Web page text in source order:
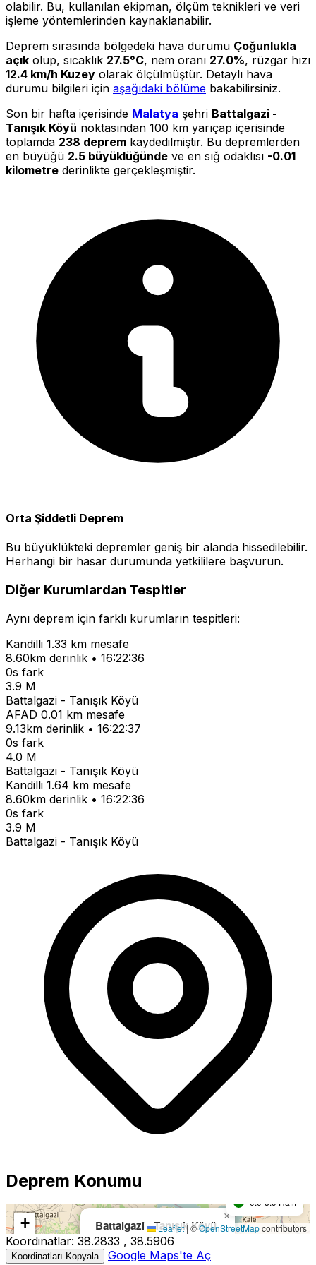
olabilir. Bu, kullanılan ekipman, ölçüm teknikleri ve veri
işleme yöntemlerinden kaynaklanabilir.
Deprem sırasında bölgedeki hava durumu Çoğunlukla
açık olup, sıcaklık 27.5°C, nem oranı 27.0%, rüzgar hızı
12.4 km/h Kuzey olarak ölçülmüştür. Detaylı hava
durumu bilgileri için aşağıdaki bölüme bakabilirsiniz.
Son bir hafta içerisinde Malatya şehri Battalgazi -
Tanışık Köyü noktasından 100 km yarıçap içerisinde
toplamda 238 deprem kaydedilmiştir. Bu depremlerden
en büyüğü 2.5 büyüklüğünde ve en sığ odaklısı -0.01
kilometre derinlikte gerçekleşmiştir.
Orta Şiddetli Deprem
Bu büyüklükteki depremler geniş bir alanda hissedilebilir.
Herhangi bir hasar durumunda yetkililere başvurun.
Diğer Kurumlardan Tespitler
Aynı deprem için farklı kurumların tespitleri:
Kandilli 1.33 km mesafe
8.60km derinlik • 16:22:36
0s fark
3.9 M
Battalgazi - Tanışık Köyü
AFAD 0.01 km mesafe
9.13km derinlik • 16:22:37
0s fark
4.0 M
Battalgazi - Tanışık Köyü
Kandilli 1.64 km mesafe
8.60km derinlik • 16:22:36
0s fark
3.9 M
Battalgazi - Tanışık Köyü
Deprem Konumu
Harita yükleniyor... Battalgazi - Tanışık Köyü
Büyüklük:4.0M
Derinlik:9.10km
×
+
−
0.0-3.9 Hafif
Leaflet|©OpenStreetMapcontributors
Koordinatlar: 38.2833 , 38.5906
Koordinatları Kopyala Google Maps'te Aç